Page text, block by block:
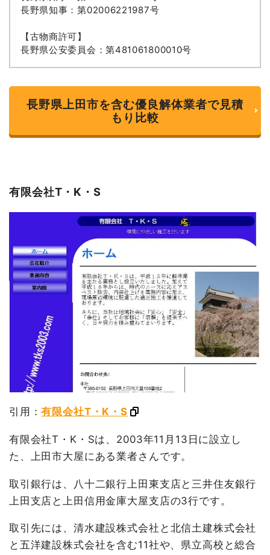
長野県知事：第02006221987号
【古物商許可】
長野県公安委員会：第481061800010号
長野県上田市を含む優良解体業者で見積
もり比較
有限会社T・K・S
引用：有限会社T・K・S
有限会社T・K・Sは、2003年11月13日に設立し
た、上田市大屋にある業者さんです。
取引銀行は、八十二銀行上田東支店と三井住友銀行
上田支店と上田信用金庫大屋支店の3行です。
取引先には、清水建設株式会社と北信土建株式会社
と五洋建設株式会社を含む11社や、県立高校と総合